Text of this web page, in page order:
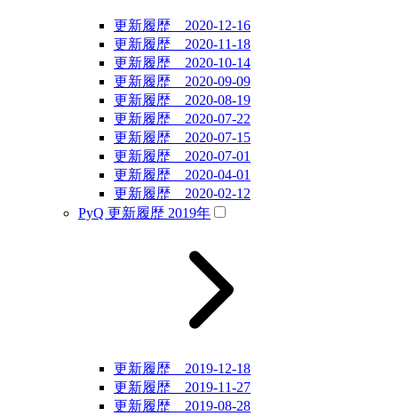
更新履歴 2020-12-16
更新履歴 2020-11-18
更新履歴 2020-10-14
更新履歴 2020-09-09
更新履歴 2020-08-19
更新履歴 2020-07-22
更新履歴 2020-07-15
更新履歴 2020-07-01
更新履歴 2020-04-01
更新履歴 2020-02-12
PyQ 更新履歴 2019年
更新履歴 2019-12-18
更新履歴 2019-11-27
更新履歴 2019-08-28